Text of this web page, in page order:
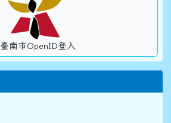
臺南市OpenID登入